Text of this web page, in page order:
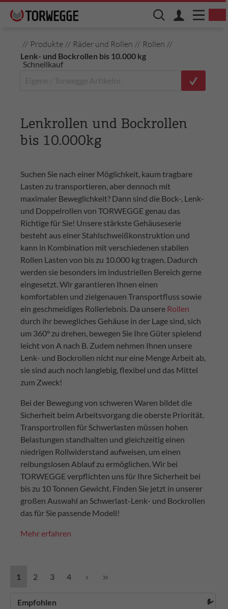
// Produkte // Räder und Rollen // Rollen //
Lenk- und Bockrollen bis 10.000 kg
Schnellkauf
Lenkrollen und Bockrollen
bis 10.000kg
Suchen Sie nach einer Möglichkeit, kaum tragbare
Lasten zu transportieren, aber dennoch mit
maximaler Beweglichkeit? Dann sind die Bock-, Lenk-
und Doppelrollen von TORWEGGE genau das
Richtige für Sie! Unsere stärkste Gehäuseserie
besteht aus einer Stahlschweißkonstruktion und
kann in Kombination mit verschiedenen stabilen
Rollen Lasten von bis zu 10.000 kg tragen. Dadurch
werden sie besonders im industriellen Bereich gerne
eingesetzt. Wir garantieren Ihnen einen
komfortablen und zielgenauen Transportfluss sowie
ein geschmeidiges Rollerlebnis. Da unsere Rollen
durch ihr bewegliches Gehäuse in der Lage sind, sich
um 360° zu drehen, bewegen Sie Ihre Güter spielend
leicht von A nach B. Zudem nehmen Ihnen unsere
Lenk- und Bockrollen nicht nur eine Menge Arbeit ab,
sie sind auch noch langlebig, flexibel und das Mittel
zum Zweck!
Bei der Bewegung von schweren Waren bildet die
Sicherheit beim Arbeitsvorgang die oberste Priorität.
Transportrollen für Schwerlasten müssen hohen
Belastungen standhalten und gleichzeitig einen
niedrigen Rollwiderstand aufweisen, um einen
reibungslosen Ablauf zu ermöglichen. Wir bei
TORWEGGE verpflichten uns für Ihre Sicherheit bei
bis zu 10 Tonnen Gewicht. Finden Sie jetzt in unserer
großen Auswahl an Schwerlast-Lenk- und Bockrollen
das für Sie passende Modell!
Mehr erfahren
1 2 3 4